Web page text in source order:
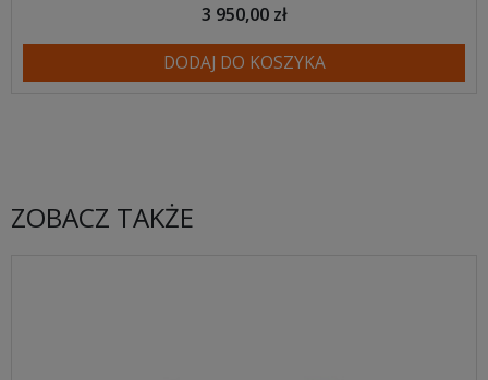
3 950,00 zł
DODAJ DO KOSZYKA
ZOBACZ TAKŻE